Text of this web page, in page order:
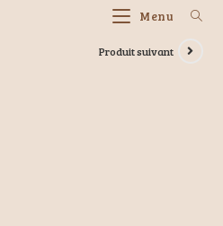
Menu
Produit suivant